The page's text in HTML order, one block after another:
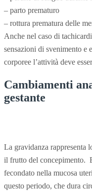
– parto prematuro
– rottura prematura delle
Anche nel caso di
sensazioni di svenimento e
corporee l’attività deve
Cambiamenti
gestante
La gravidanza rappresenta
il frutto del concepimento.
fecondato nella mucosa
questo periodo, che dura